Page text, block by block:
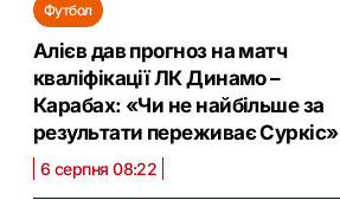
Футбол
Алієв дав прогноз на матч
кваліфікації ЛК Динамо –
Карабах: «Чи не найбільше за
результати переживає Суркіс»
6 серпня 08:22